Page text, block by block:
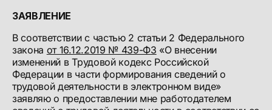
ЗАЯВЛЕНИЕ
В соответствии с частью 2 статьи 2 Федерального
закона от 16.12.2019 № 439-ФЗ «О внесении
изменений в Трудовой кодекс Российской
Федерации в части формирования сведений о
трудовой деятельности в электронном виде»
заявляю о предоставлении мне работодателем